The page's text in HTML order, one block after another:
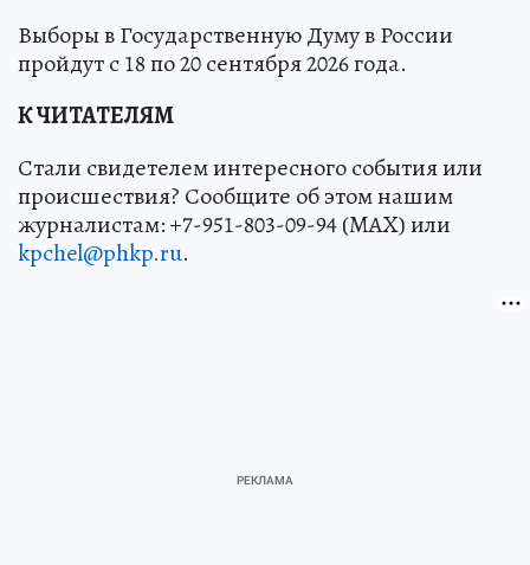
Выборы в Государственную Думу в России
пройдут с 18 по 20 сентября 2026 года.
К ЧИТАТЕЛЯМ
Стали свидетелем интересного события или
происшествия? Сообщите об этом нашим
журналистам: +7-951-803-09-94 (MAX) или
kpchel@phkp.ru.